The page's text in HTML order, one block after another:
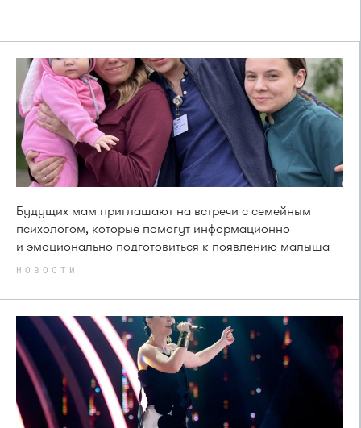
Будущих мам приглашают на встречи с семейным
психологом, которые помогут информационно
и эмоционально подготовиться к появлению малыша
НОВОСТИ